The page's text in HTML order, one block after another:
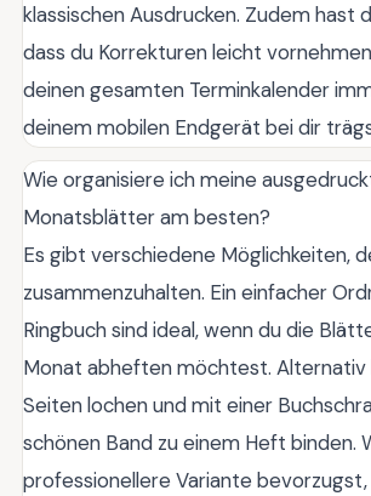
klassischen Ausdrucken. Zudem hast
dass du Korrekturen leicht
deinen gesamten Terminkalender
deinem mobilen Endgerät bei dir
Wie organisiere ich meine
Monatsblätter am besten?
Es gibt verschiedene Möglichkeiten,
zusammenzuhalten. Ein einfacher
Ringbuch sind ideal, wenn du die
Monat abheften möchtest. Alternativ
Seiten lochen und mit einer
schönen Band zu einem Heft binden.
professionellere Variante